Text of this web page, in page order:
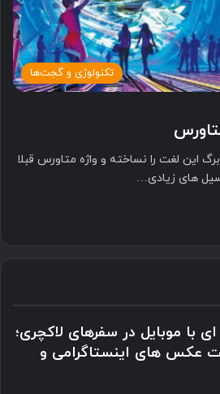
تکنولوژی و گجت‌ها
این لغت را نساخته و واژه متاورس قبلا
های زیادی…
با موبایل در سفرهای لاکچری؛
عکس های اینستاگرامی و